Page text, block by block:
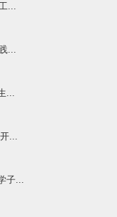
...
...
...
...
子...